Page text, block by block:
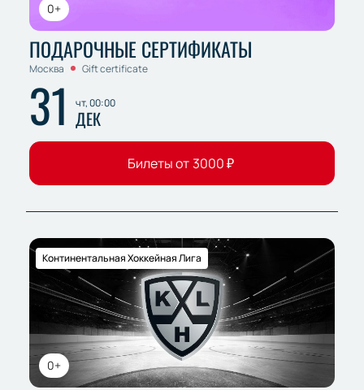
0+
ПОДАРОЧНЫЕ СЕРТИФИКАТЫ
Москва Gift certificate
31 чт, 00:00
ДЕК
Билеты от 3000₽
0+
Континентальная Хоккейная Лига